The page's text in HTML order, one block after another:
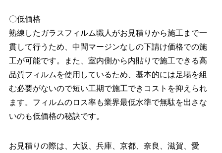
〇低価格
熟練したガラスフィルム職人がお⾒積りから施工まで一
貫して行うため、中間マージンなしの下請け価格での施
工が可能です。また、室内側から内貼りで施工できる高
品質フィルムを使用しているため、基本的には足場を組
む必要がないので短い工期で施工できコストを抑えられ
ます。フィルムのロス率も業界最低⽔準で無駄を出さな
いのも低価格の秘訣です。
お見積りの際は、大阪、兵庫、京都、奈良、滋賀、愛